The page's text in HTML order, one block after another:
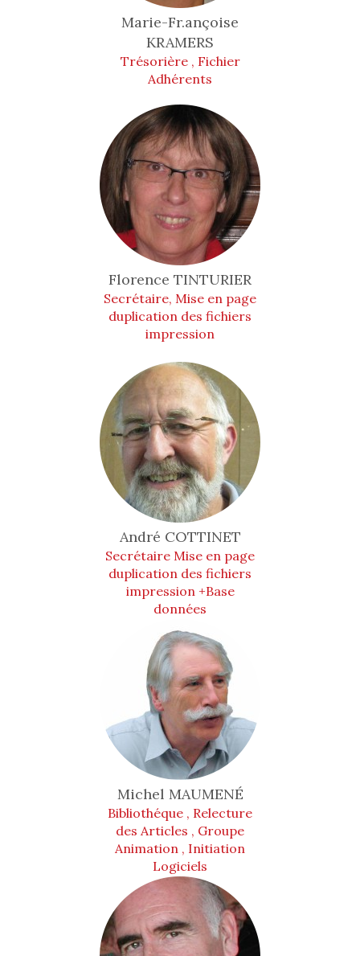
Marie-Fr.ançoise
KRAMERS
Trésorière , Fichier
Adhérents
Florence TINTURIER
Secrétaire, Mise en page
duplication des fichiers
impression
André COTTINET
Secrétaire Mise en page
duplication des fichiers
impression +Base
données
Michel MAUMENÉ
Bibliothéque , Relecture
des Articles , Groupe
Animation , Initiation
Logiciels